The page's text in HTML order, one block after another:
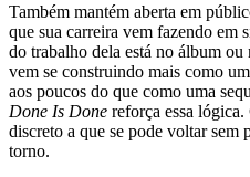
Também mantém aberta em
que sua carreira vem fazendo em
do trabalho dela está no álbum
vem se construindo mais como
aos poucos do que como uma
Done Is Done reforça essa
discreto a que se pode voltar sem
torno.